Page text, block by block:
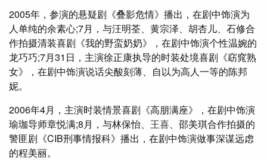
2005年，参演的悬疑剧《叠影危情》播出，在剧中饰演为
人单纯的余素心;7月，与汪明荃、黄宗泽、胡杏儿、石修合
作拍摄清装喜剧《我的野蛮奶奶》，在剧中饰演个性温婉的
龙巧巧;7月31日，主演徐正康执导的时装处境喜剧《窈窕熟
女》，在剧中饰演说话尖酸刻薄、自以为高人一等的陈邦
妮。
2006年4月，主演时装情景喜剧《高朋满座》，在剧中饰演
瑜珈导师章悦满;8月，与林保怡、 王喜 、邵美琪合作拍摄的
警匪剧《CIB刑事情报科》播出，在剧中饰演做事深谋远虑
的程美丽。